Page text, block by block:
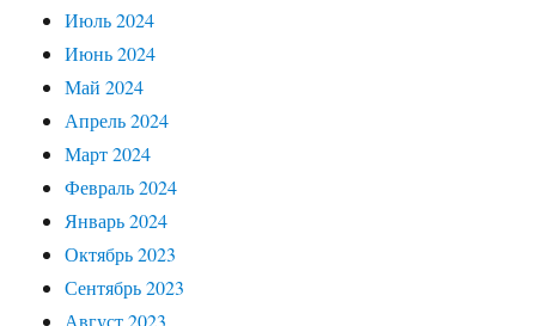
Июль 2024
Июнь 2024
Май 2024
Апрель 2024
Март 2024
Февраль 2024
Январь 2024
Октябрь 2023
Сентябрь 2023
Август 2023